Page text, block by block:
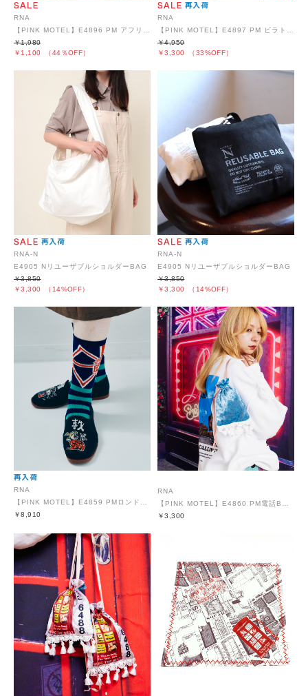
RNA
￥1,100 （44％OFF）
￥1,980
RNA
￥3,300 （33%OFF）
￥4,950
RNA-N
E4905 NリユーザブルショルダーBAG
￥3,300 （14%OFF）
￥3,850
RNA-N
E4905 NリユーザブルショルダーBAG
￥3,300 （14%OFF）
￥3,850
RNA
【PINK MOTEL】E4859 PMロンドンシューズ
￥8,910
RNA
【PINK MOTEL】E4860 PM電話BOXポーチ
￥3,300